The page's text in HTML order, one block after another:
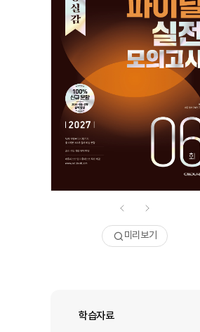
미리보기
학습자료